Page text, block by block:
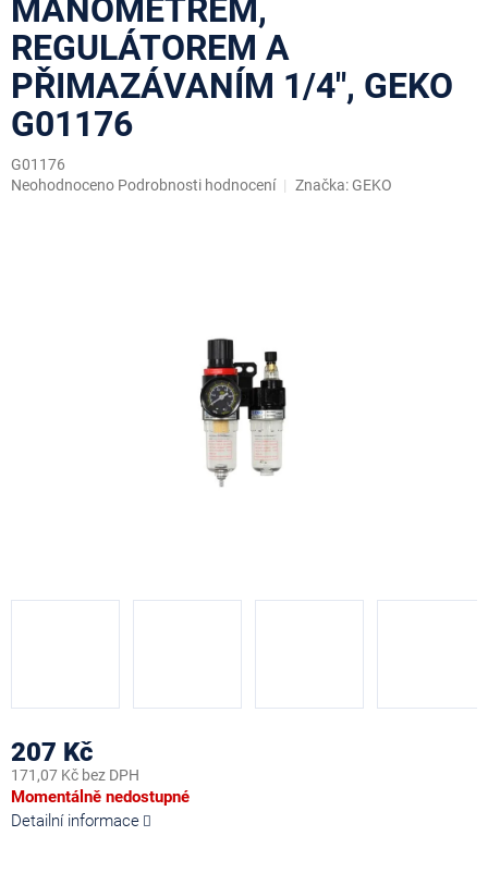
MANOMETREM,
REGULÁTOREM A
PŘIMAZÁVANÍM 1/4", GEKO
G01176
G01176
Průměrné
Neohodnoceno Podrobnosti hodnocení Značka: GEKO
207 Kč
171,07 Kč bez DPH
Měrná
cena:
Momentálně nedostupné
Detailní informace